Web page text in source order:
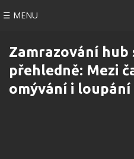
☰ MENU
Zamrazování hub
přehledně: Mezi
omývání i loupání